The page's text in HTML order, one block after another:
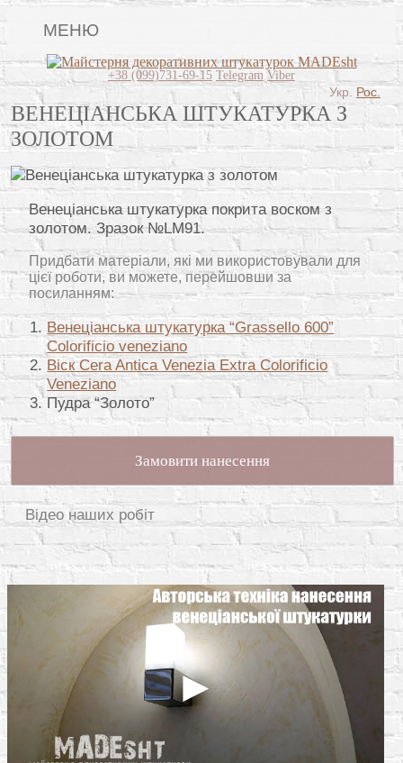
МЕНЮ
Lincrusta
Види штукатурок
Поклейка шпалер
Картини
Декоративні панно
Відео
Питання-відповідь
Про нас
Контакти
+38 (099)731-69-15 Telegram Viber
ВЕНЕЦІАНСЬКА ШТУКАТУРКА З
ЗОЛОТОМ
Венеціанська штукатурка покрита воском з
золотом. Зразок №LM91.
Придбати матеріали, які ми використовували для
цієї роботи, ви можете, перейшовши за
посиланням:
Венеціанська штукатурка “Grassello 600”
Colorificio veneziano
Віск Cera Antica Venezia Extra Colorificio
Veneziano
Пудра “Золото”
Замовити нанесення
Відео наших робіт
Укр. Рос.